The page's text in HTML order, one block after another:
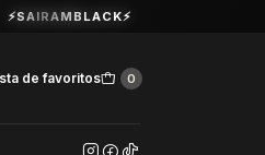
de favoritos 0
102.Ver Horarios
⚡SAIRAMBLACK⚡